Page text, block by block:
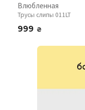
Влюбленная
Трусы слипы 011LT
999 ₴